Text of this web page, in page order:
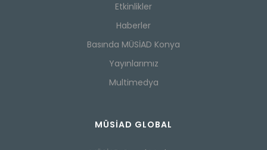
Etkinlikler
Haberler
Basında MÜSİAD Konya
Yayınlarımız
Multimedya
MÜSİAD GLOBAL